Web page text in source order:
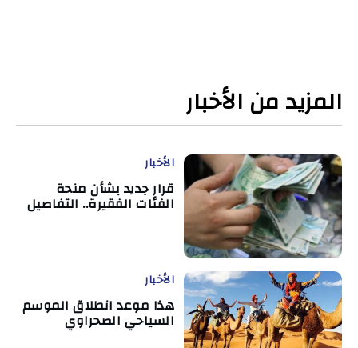
المزيد من الأخبار
الأخبار
قرار جديد بشأن منحة
الفئات الفقيرة.. التفاصيل
الأخبار
هذا موعد انطلاق الموسم
السياحي الصحراوي